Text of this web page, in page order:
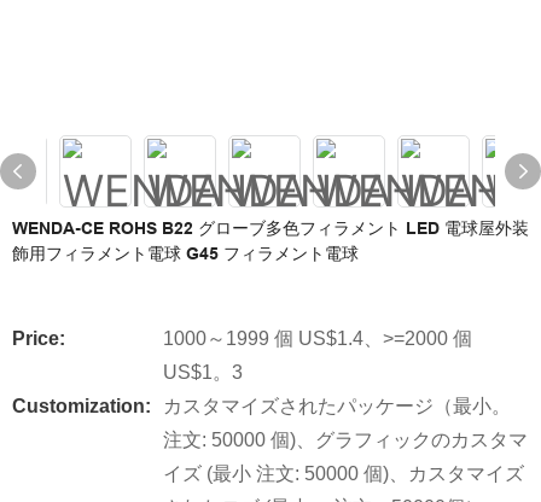
WENDA-CE ROHS B22 グローブ多色フィラメント LED 電球屋外装
飾用フィラメント電球 G45 フィラメント電球
Price:
1000～1999 個 US$1.4、>=2000 個
US$1。3
Customization:
カスタマイズされたパッケージ（最小。
注文: 50000 個)、グラフィックのカスタマ
イズ (最小 注文: 50000 個)、カスタマイズ